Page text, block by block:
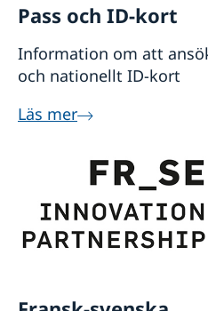
Pass och ID-kort
Information om att
och nationellt ID-kort
Läs mer